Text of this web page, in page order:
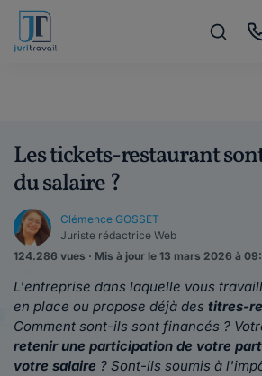
Les tickets-restaurant
du salaire ?
Clémence GOSSET
Juriste rédactrice Web
124.286 vues · Mis à jour le 13 mars 2026 à
L'entreprise dans laquelle vous
en place ou propose déjà des titres-
Comment sont-ils sont financés ?
retenir une participation de votre
votre salaire ? Sont-ils soumis à